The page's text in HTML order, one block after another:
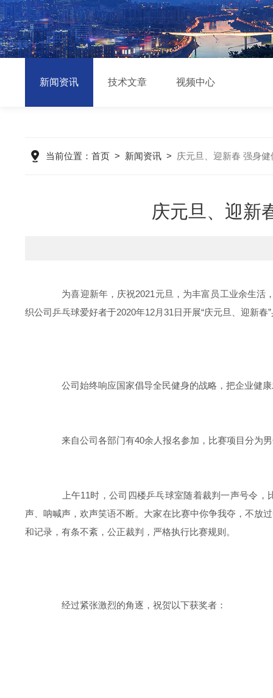
新闻资讯 技术文章 视频中心
当前位置： 首页> 新闻资讯> 庆元旦、迎新春 强身
庆元旦、迎新
为喜迎新年，庆祝2021元旦，为丰富员工业余生活，
织公司乒乓球爱好者于2020年12月31日开展“庆元旦、迎新春
公司始终响应国家倡导全民健身的战略，把企业健康
来自公司各部门有40余人报名参加，比赛项目分为男
上午11时，公司四楼乒乓球室随着裁判一声号令，
声、呐喊声，欢声笑语不断。大家在比赛中你争我夺，不放
和记录，有条不紊，公正裁判，严格执行比赛规则。
经过紧张激烈的角逐，祝贺以下获奖者：